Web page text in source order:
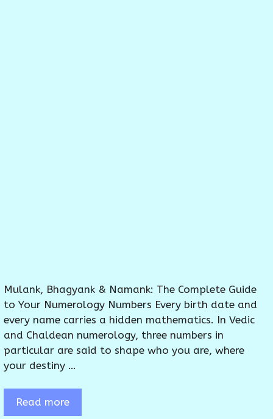
Mulank, Bhagyank & Namank: The Complete Guide
to Your Numerology Numbers Every birth date and
every name carries a hidden mathematics. In Vedic
and Chaldean numerology, three numbers in
particular are said to shape who you are, where
your destiny …
Read more